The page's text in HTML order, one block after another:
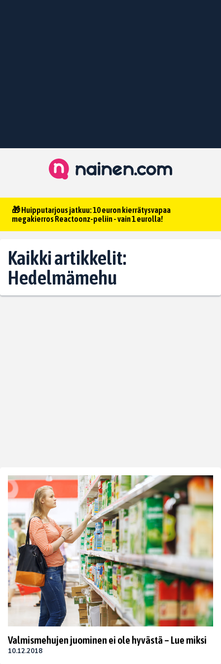
🎁 Huipputarjous jatkuu: 10 euron kierrätysvapaa
megakierros Reactoonz-peliin - vain 1 eurolla!
Kaikki artikkelit:
Hedelmämehu
Valmismehujen juominen ei ole hyvästä – Lue miksi
10.12.2018